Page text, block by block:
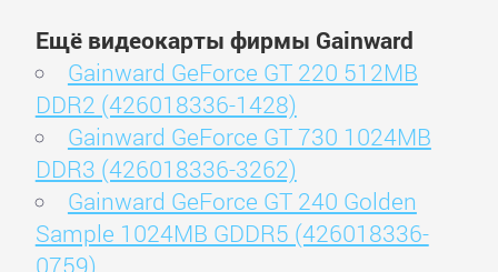
Ещё видеокарты фирмы Gainward
Gainward GeForce GT 220 512MB
DDR2 (426018336-1428)
Gainward GeForce GT 730 1024MB
DDR3 (426018336-3262)
Gainward GeForce GT 240 Golden
Sample 1024MB GDDR5 (426018336-
0759)